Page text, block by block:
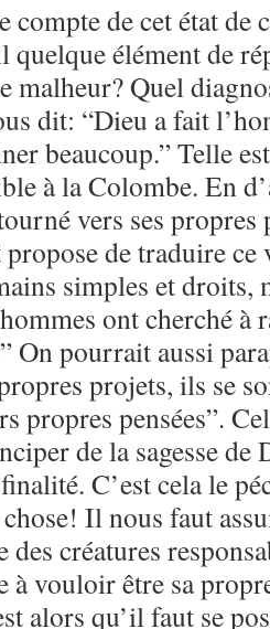
de cet état de
élément de
malheur? Quel
dit: “Dieu a fait
beaucoup.” Telle
à la Colombe. En
vers ses propres
de traduire ce
simples et droits,
ont cherché à
On pourrait aussi
projets, ils se
propres pensées”.
de la sagesse
C’est cela le
Il nous faut
des créatures
à vouloir être sa
alors qu’il faut se